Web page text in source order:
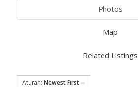
Photos
Map
Related Listings
Aturan: Newest First